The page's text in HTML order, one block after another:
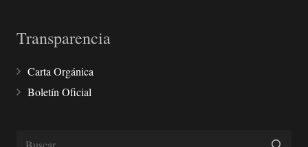
Transparencia
Carta Orgánica
Boletín Oficial
Buscar: